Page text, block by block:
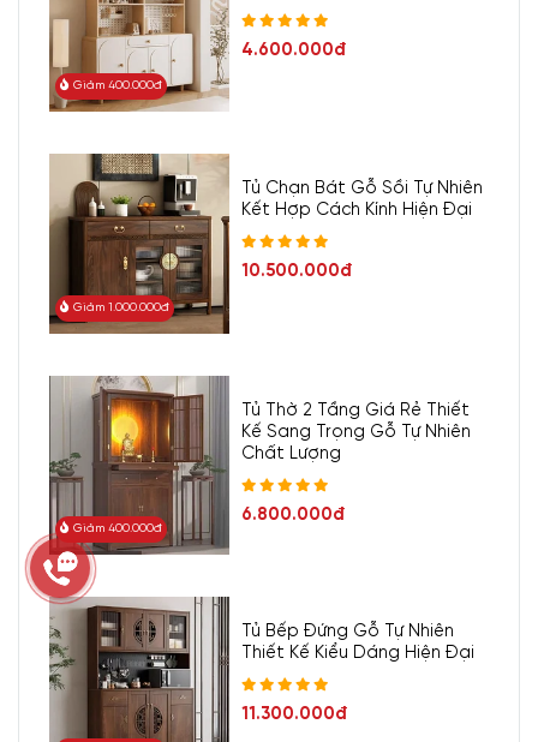
Giảm 400.000đ
4.600.000đ
Giảm 1.000.000đ
Tủ Chạn Bát Gỗ Sồi Tự Nhiên
Kết Hợp Cách Kính Hiện Đại
10.500.000đ
Giảm 400.000đ
Tủ Thờ 2 Tầng Giá Rẻ Thiết
Kế Sang Trọng Gỗ Tự Nhiên
Chất Lượng
6.800.000đ
Tủ Bếp Đứng Gỗ Tự Nhiên
Thiết Kế Kiểu Dáng Hiện Đại
11.300.000đ